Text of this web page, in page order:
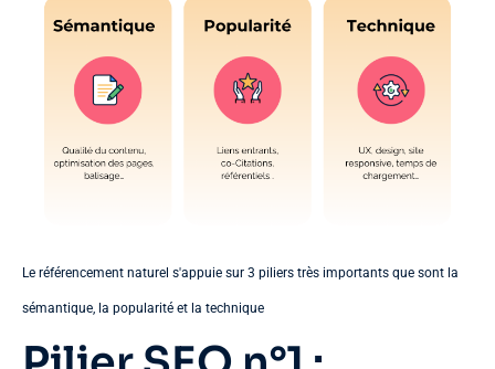
Le référencement naturel s'appuie sur 3 piliers très importants que sont la
sémantique, la popularité et la technique